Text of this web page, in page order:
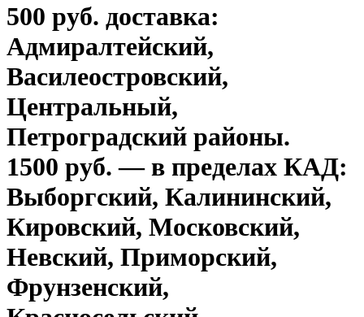
500 руб. доставка:
Адмиралтейский,
Василеостровский,
Центральный,
Петроградский районы.
1500 руб. — в пределах КАД:
Выборгский, Калининский,
Кировский, Московский,
Невский, Приморский,
Фрунзенский,